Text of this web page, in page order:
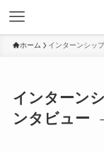
ホーム インターンシッ
インターン
ンタビュー